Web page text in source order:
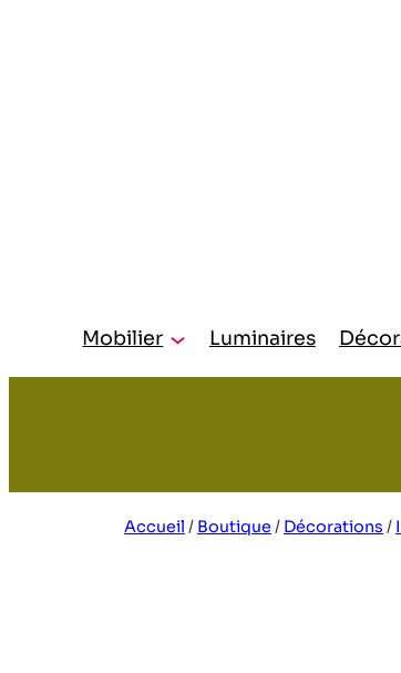
Mobilier Luminaires
Accueil / Boutique/ Décorations /